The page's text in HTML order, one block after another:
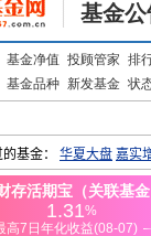
基金公
基金净值 投顾管家 排
基金品种 新发基金 状